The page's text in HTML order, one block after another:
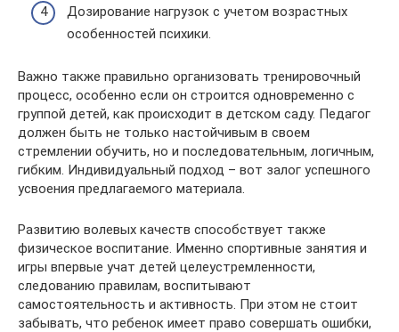
Дозирование нагрузок с учетом возрастных
особенностей психики.
Важно также правильно организовать тренировочный
процесс, особенно если он строится одновременно с
группой детей, как происходит в детском саду. Педагог
должен быть не только настойчивым в своем
стремлении обучить, но и последовательным, логичным,
гибким. Индивидуальный подход – вот залог успешного
усвоения предлагаемого материала.
Развитию волевых качеств способствует также
физическое воспитание. Именно спортивные занятия и
игры впервые учат детей целеустремленности,
следованию правилам, воспитывают
самостоятельность и активность. При этом не стоит
забывать, что ребенок имеет право совершать ошибки,